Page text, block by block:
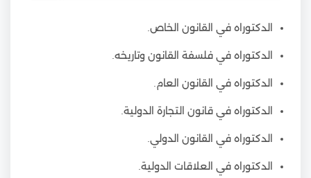
الدكتوراه في القانون الخاص.
الدكتوراه في فلسفة القانون وتاريخه.
الدكتوراه في القانون العام.
الدكتوراه في قانون التجارة الدولية.
الدكتوراه في القانون الدولي.
الدكتوراه في العلاقات الدولية.